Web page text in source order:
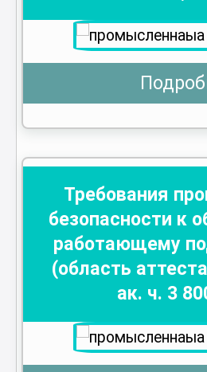
Требования
безопасности к
работающему
(область
ак. ч. 3